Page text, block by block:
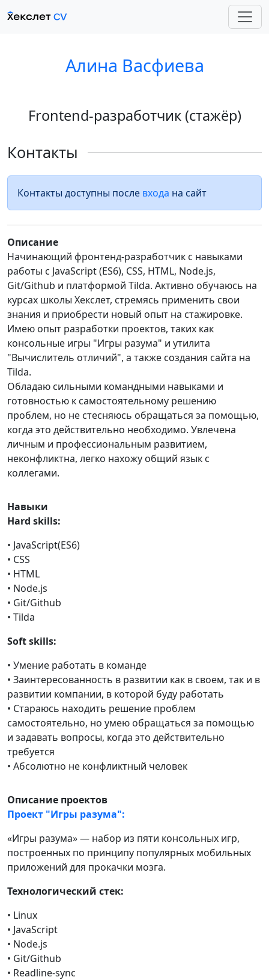
Алина Васфиева
Frontend-разработчик (стажёр)
Контакты
Контакты доступны после входа на сайт
Описание
Начинающий фронтенд-разработчик с навыками
работы с JavaScript (ES6), CSS, HTML, Node.js,
Git/Github и платформой Tilda. Активно обучаюсь на
курсах школы Хекслет, стремясь применить свои
знания и приобрести новый опыт на стажировке.
Имею опыт разработки проектов, таких как
консольные игры "Игры разума" и утилита
"Вычислитель отличий", а также создания сайта на
Tilda.
Обладаю сильными командными навыками и
готовностью к самостоятельному решению
проблем, но не стесняюсь обращаться за помощью,
когда это действительно необходимо. Увлечена
личным и профессиональным развитием,
неконфликтна, легко нахожу общий язык с
коллегами.
Навыки
Hard skills:
• JavaScript(ES6)
• CSS
• HTML
• Node.js
• Git/Github
• Tilda
Soft skills:
• Умение работать в команде
• Заинтересованность в развитии как в своем, так и в
развитии компании, в которой буду работать
• Стараюсь находить решение проблем
самостоятельно, но умею обращаться за помощью
и задавать вопросы, когда это действительно
требуется
• Абсолютно не конфликтный человек
Описание проектов
Проект "Игры разума":
«Игры разума» — набор из пяти консольных игр,
построенных по принципу популярных мобильных
приложений для прокачки мозга.
Технологический стек:
• Linux
• JavaScript
• Node.js
• Git/Github
• Readline-sync